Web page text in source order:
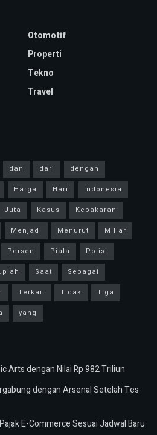
Otomotif
Properti
Tekno
Travel
dan dari
dengan
Harga Hari
Indonesia
Juta Kasus
Kebakaran
Menjadi Menurut
Miliar
Persen Piala
Polisi
Saat
Sebagai
Terkait Tidak
Tiga
yang
Arts dengan Nilai Rp 982 Triliun
dengan Arsenal Setelah Tes
E-Commerce Sesuai Jadwal Baru